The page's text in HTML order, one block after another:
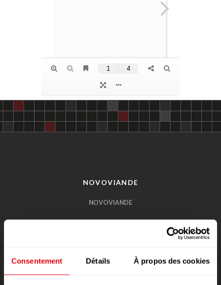
Consentement Détails À propos des cookies
NOVOVIANDE
NOVOVIANDE
PROMOTIONS